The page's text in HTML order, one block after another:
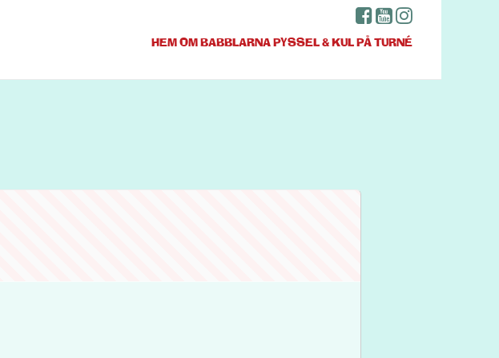
HEMOM BABBLARNAPYSSEL & KULPÅ TURNÉ